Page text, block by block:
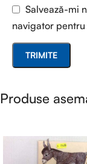
Salvează-mi
navigator
Produse